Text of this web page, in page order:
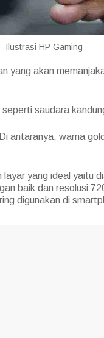
Ilustrasi HP Gaming
yang akan
saudara
Di antaranya, warna
yang ideal yaitu
baik dan resolusi
digunakan di